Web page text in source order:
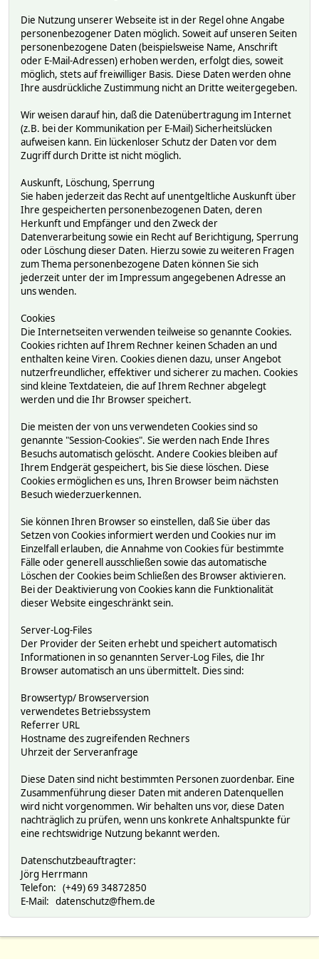
Die Nutzung unserer Webseite ist in der Regel ohne Angabe
personenbezogener Daten möglich. Soweit auf unseren Seiten
personenbezogene Daten (beispielsweise Name, Anschrift
oder E-Mail-Adressen) erhoben werden, erfolgt dies, soweit
möglich, stets auf freiwilliger Basis. Diese Daten werden ohne
Ihre ausdrückliche Zustimmung nicht an Dritte weitergegeben.
Wir weisen darauf hin, daß die Datenübertragung im Internet
(z.B. bei der Kommunikation per E-Mail) Sicherheitslücken
aufweisen kann. Ein lückenloser Schutz der Daten vor dem
Zugriff durch Dritte ist nicht möglich.
Auskunft, Löschung, Sperrung
Sie haben jederzeit das Recht auf unentgeltliche Auskunft über
Ihre gespeicherten personenbezogenen Daten, deren
Herkunft und Empfänger und den Zweck der
Datenverarbeitung sowie ein Recht auf Berichtigung, Sperrung
oder Löschung dieser Daten. Hierzu sowie zu weiteren Fragen
zum Thema personenbezogene Daten können Sie sich
jederzeit unter der im Impressum angegebenen Adresse an
uns wenden.
Cookies
Die Internetseiten verwenden teilweise so genannte Cookies.
Cookies richten auf Ihrem Rechner keinen Schaden an und
enthalten keine Viren. Cookies dienen dazu, unser Angebot
nutzerfreundlicher, effektiver und sicherer zu machen. Cookies
sind kleine Textdateien, die auf Ihrem Rechner abgelegt
werden und die Ihr Browser speichert.
Die meisten der von uns verwendeten Cookies sind so
genannte "Session-Cookies". Sie werden nach Ende Ihres
Besuchs automatisch gelöscht. Andere Cookies bleiben auf
Ihrem Endgerät gespeichert, bis Sie diese löschen. Diese
Cookies ermöglichen es uns, Ihren Browser beim nächsten
Besuch wiederzuerkennen.
Sie können Ihren Browser so einstellen, daß Sie über das
Setzen von Cookies informiert werden und Cookies nur im
Einzelfall erlauben, die Annahme von Cookies für bestimmte
Fälle oder generell ausschließen sowie das automatische
Löschen der Cookies beim Schließen des Browser aktivieren.
Bei der Deaktivierung von Cookies kann die Funktionalität
dieser Website eingeschränkt sein.
Server-Log-Files
Der Provider der Seiten erhebt und speichert automatisch
Informationen in so genannten Server-Log Files, die Ihr
Browser automatisch an uns übermittelt. Dies sind:
Browsertyp/ Browserversion
verwendetes Betriebssystem
Referrer URL
Hostname des zugreifenden Rechners
Uhrzeit der Serveranfrage
Diese Daten sind nicht bestimmten Personen zuordenbar. Eine
Zusammenführung dieser Daten mit anderen Datenquellen
wird nicht vorgenommen. Wir behalten uns vor, diese Daten
nachträglich zu prüfen, wenn uns konkrete Anhaltspunkte für
eine rechtswidrige Nutzung bekannt werden.
Datenschutzbeauftragter:
Jörg Herrmann
Telefon: (+49) 69 34872850
E-Mail: datenschutz@fhem.de